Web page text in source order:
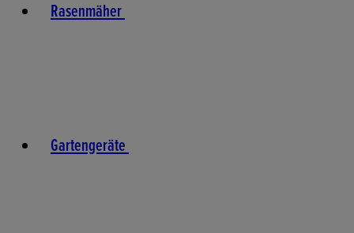
Rasenmäher
Gartengeräte